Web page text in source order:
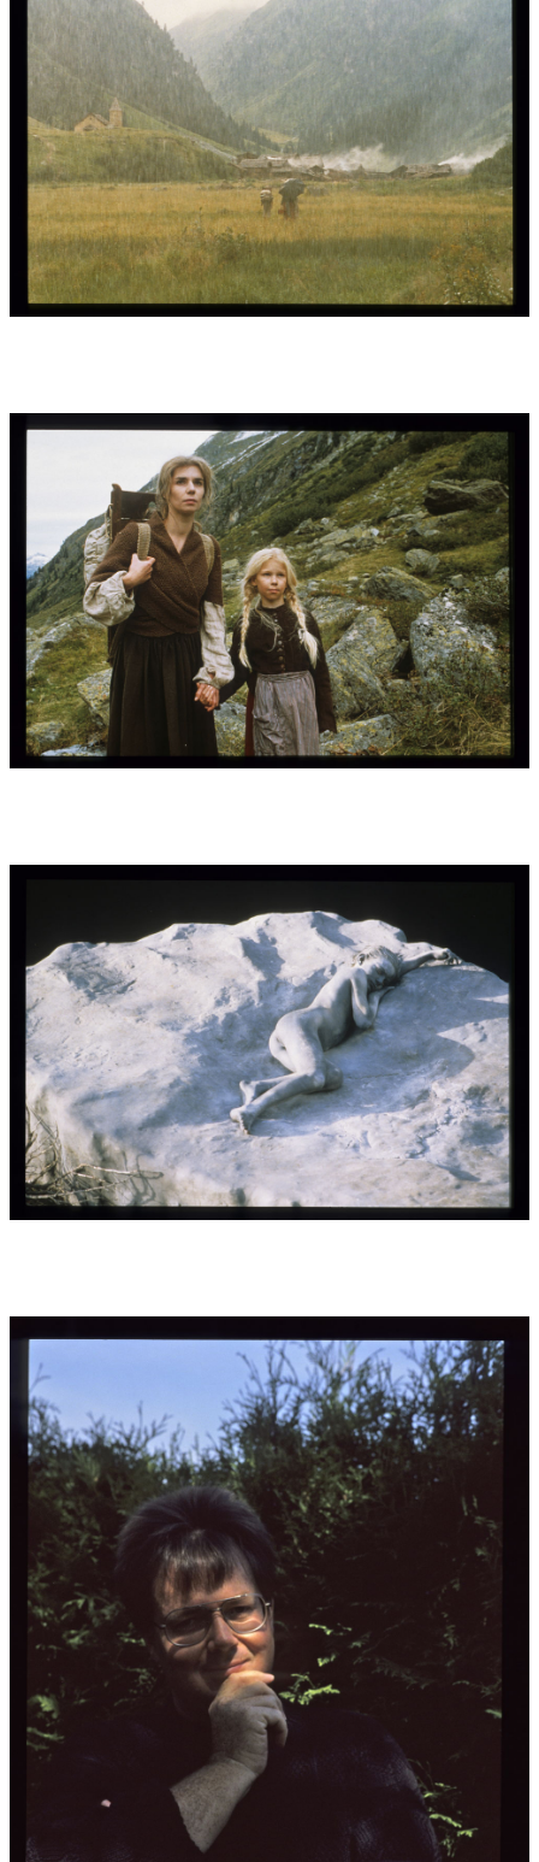
Tonträger Interpreten:Hubert von Goisern (Flöten,
Trommeln,Stimme), Sabine Kapfinger (Stimme), Harald Feller
(Orgel der Pfarrkirche Erding bb. München und im Salzburger
Dom), Enjott Schneider (Keyboard und electronics), Konzertchor
München, Ltg: Enjott Schneider, Mitglieder der Münchner
Philharmoniker, Ltg: Enjott Schneider.
Die Orgeltoccata wurde eingespielt von Harald Feller auf der CD
'Klänge des Lichts' und von Felix Hell auf der CD 'Orgelgiganten'
(siehe CDs), dann nochmals von Harald Feller auf der CD
PHANTOMES bei Öhms Classic und von Hansjörg Albrecht
(Label ambiente Audio)
Film:1999
Film Regie:Joseph Vilsmaier
komponiert mit Hubert von Goisern,
aufgenommen mit Harald Feller (Orgel), vielen Solisten, Chor
und Orchester (Mitglieder der Münchner Philharmoniker. Ltg.
Enjott Schneider) im Zauberwald Goisern, in den Arco Studios
München, im cap-à-pié - Studio Regensburg, Tonmeister Klaus
Strazicky und Wolfgang Spannberger
Unten bei den Fotos sind die Seiten 1+2 der
Musikkonzeption/Produktionsplan dieser vielschichtigen
Musikproduktion zu sehen